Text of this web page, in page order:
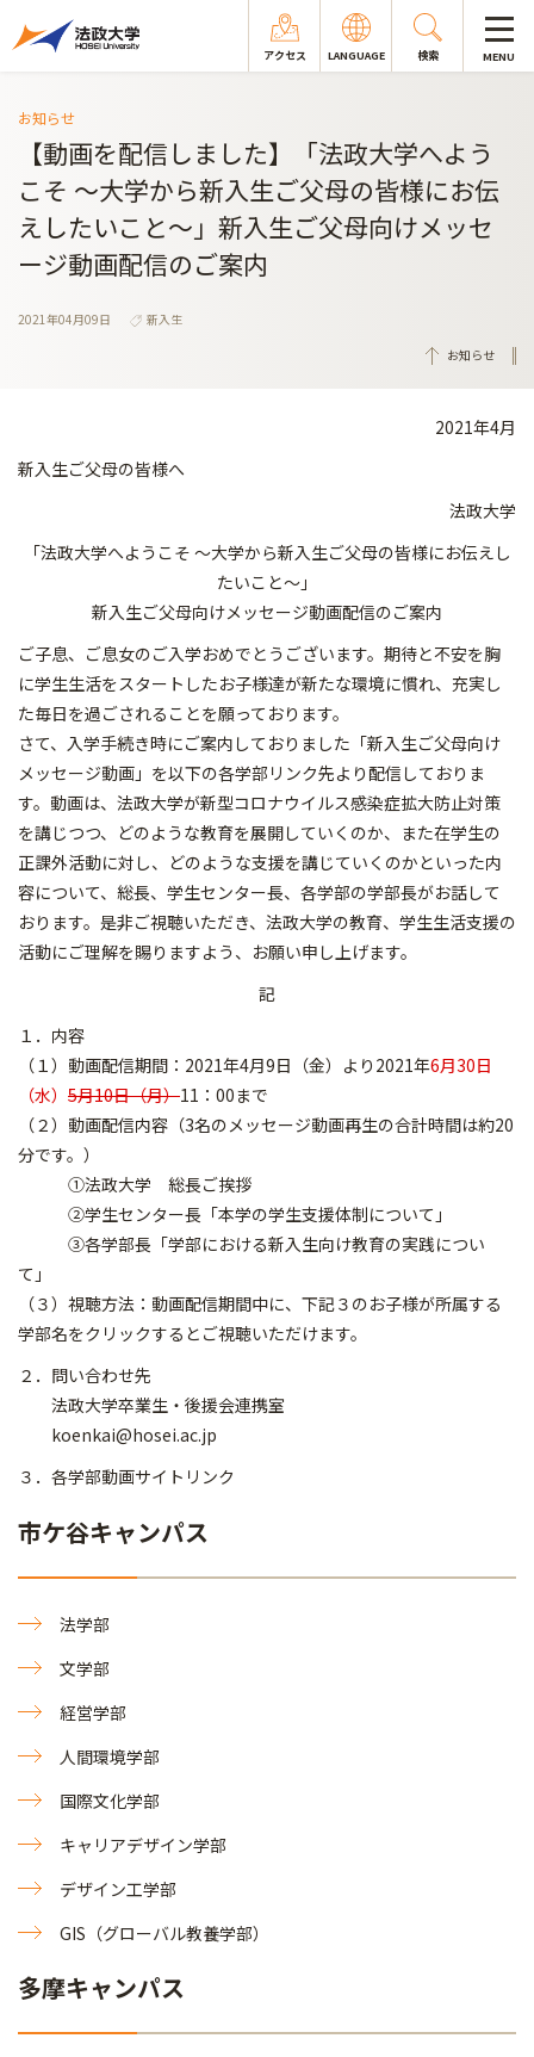
アクセス LANGUAGE 検索 MENU
お知らせ
【動画を配信しました】「法政大学へよう
こそ ～大学から新入生ご父母の皆様にお伝
えしたいこと～」新入生ご父母向けメッセ
ージ動画配信のご案内
2021年04月09日
新入生
お知らせ
2021年4月
新入生ご父母の皆様へ
法政大学
「法政大学へようこそ ～大学から新入生ご父母の皆様にお伝えし
たいこと～」
新入生ご父母向けメッセージ動画配信のご案内
ご子息、ご息女のご入学おめでとうございます。期待と不安を胸
に学生生活をスタートしたお子様達が新たな環境に慣れ、充実し
た毎日を過ごされることを願っております。
さて、入学手続き時にご案内しておりました「新入生ご父母向け
メッセージ動画」を以下の各学部リンク先より配信しておりま
す。動画は、法政大学が新型コロナウイルス感染症拡大防止対策
を講じつつ、どのような教育を展開していくのか、また在学生の
正課外活動に対し、どのような支援を講じていくのかといった内
容について、総長、学生センター長、各学部の学部長がお話して
おります。是非ご視聴いただき、法政大学の教育、学生生活支援の
活動にご理解を賜りますよう、お願い申し上げます。
記
１．内容
（１）動画配信期間：2021年4月9日（金）より2021年6月30日
（水） 5月10日（月）11：00まで
（２）動画配信内容（3名のメッセージ動画再生の合計時間は約20
分です。）
①法政大学 総長ご挨拶
②学生センター長「本学の学生支援体制について」
③各学部長「学部における新入生向け教育の実践につい
て」
（３）視聴方法：動画配信期間中に、下記３のお子様が所属する
学部名をクリックするとご視聴いただけます。
２．問い合わせ先
法政大学卒業生・後援会連携室
koenkai@hosei.ac.jp
３．各学部動画サイトリンク
市ケ谷キャンパス
法学部
文学部
経営学部
人間環境学部
国際文化学部
キャリアデザイン学部
デザイン工学部
GIS（グローバル教養学部）
多摩キャンパス